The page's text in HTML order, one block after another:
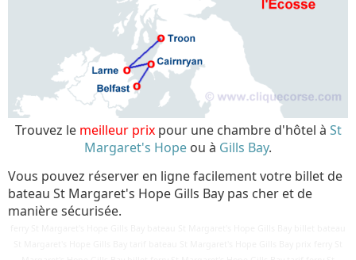
Trouvez le meilleur prixpour une chambre d'hôtel à St
Margaret's Hope ou à Gills Bay.
Vous pouvez réserver en ligne facilement votre billet de
bateau St Margaret's Hope Gills Bay pas cher et de
manière sécurisée.